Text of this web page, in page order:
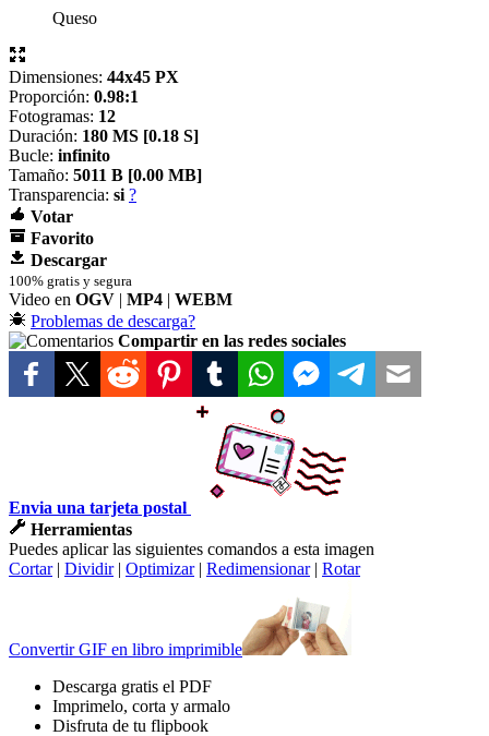
Queso
Dimensiones: 44x45 PX
Proporción: 0.98:1
Fotogramas: 12
Duración: 180 MS [0.18 S]
Bucle: infinito
Tamaño: 5011 B [0.00 MB]
Transparencia: si ?
Votar
Favorito
Descargar
100% gratis y segura
Video en OGV | MP4 | WEBM
Problemas de descarga?
Compartir en las redes sociales
Envia una tarjeta postal
Herramientas
Puedes aplicar las siguientes comandos a esta imagen
Cortar| Dividir| Optimizar| Redimensionar| Rotar
Convertir GIF en libro imprimible
Descarga gratis el PDF
Imprimelo, corta y armalo
Disfruta de tu flipbook